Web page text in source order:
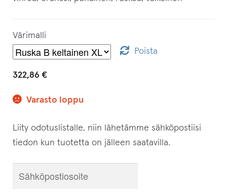
Värimalli
Poista
322,86€
Varasto loppu
Liity odotuslistalle, niin lähetämme sähköpostiisi
tiedon kun tuotetta on jälleen saatavilla.